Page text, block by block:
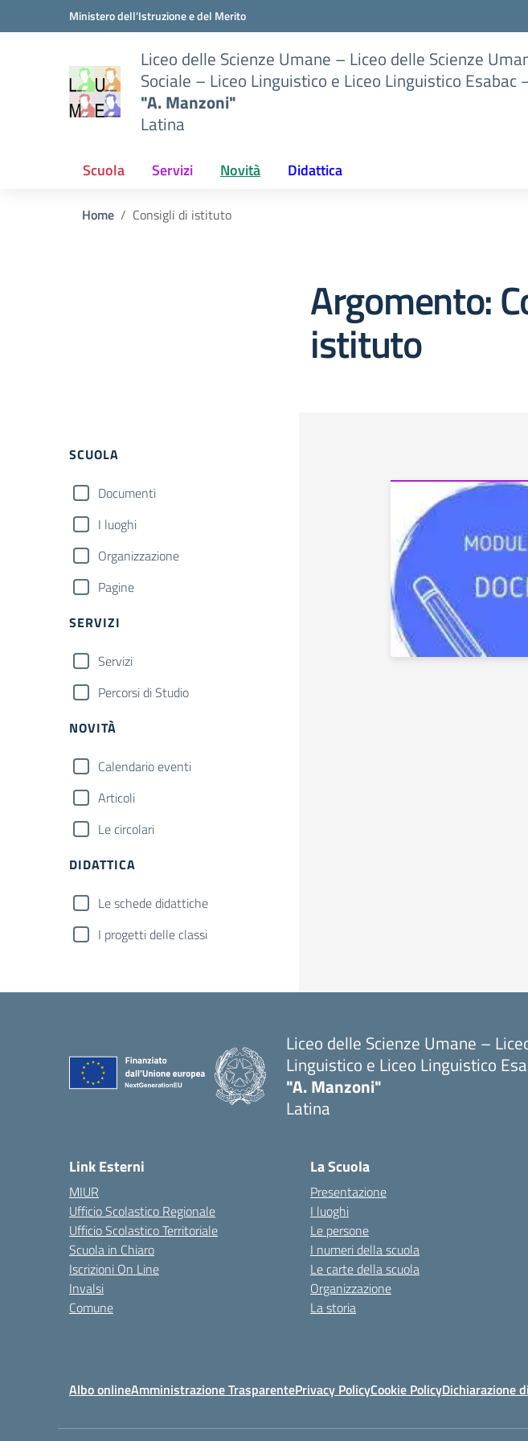
Vai ai contenuti
Vai al menu di navigazioneMinistero dell'Istruzione e del Merito
Liceo delle Scienze Umane – Liceo delle Scienze
Sociale – Liceo Linguistico e Liceo Linguistico Esabac
"A. Manzoni"
Latina
Scuola Servizi Novità Didattica
Home Consigli di istituto
Argomento:
istituto
SCUOLA
Documenti
I luoghi
Organizzazione
Pagine
SERVIZI
Servizi
Percorsi di Studio
NOVITÀ
Calendario eventi
Articoli
Le circolari
DIDATTICA
Le schede didattiche
I progetti delle classi
Liceo delle Scienze Umane –
Linguistico e Liceo Linguistico
"A. Manzoni"
Latina
Link Esterni
MIUR
Ufficio Scolastico Regionale
Ufficio Scolastico Territoriale
Scuola in Chiaro
Iscrizioni On Line
Invalsi
Comune
La Scuola
Presentazione
I luoghi
Le persone
I numeri della scuola
Le carte della scuola
Organizzazione
La storia
Albo onlineAmministrazione TrasparentePrivacy PolicyCookie PolicyDichiarazione